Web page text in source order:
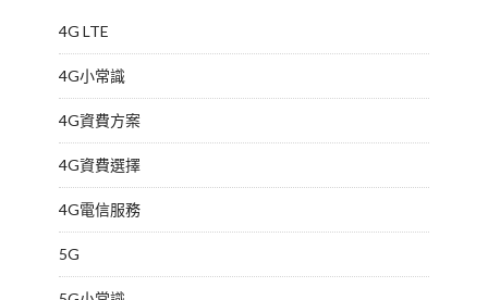
4G LTE
4G小常識
4G資費方案
4G資費選擇
4G電信服務
5G